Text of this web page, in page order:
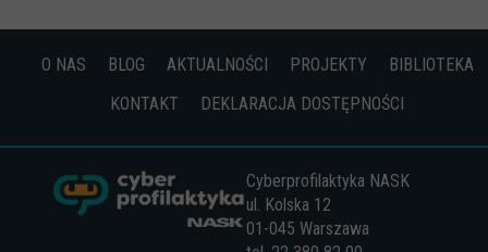
O NAS BLOG AKTUALNOŚCI PROJEKTY
BIBLIOTEKA
KONTAKT
DEKLARACJA DOSTĘPNOŚCI
Cyberprofilaktyka NASK
ul. Kolska 12
01-045 Warszawa